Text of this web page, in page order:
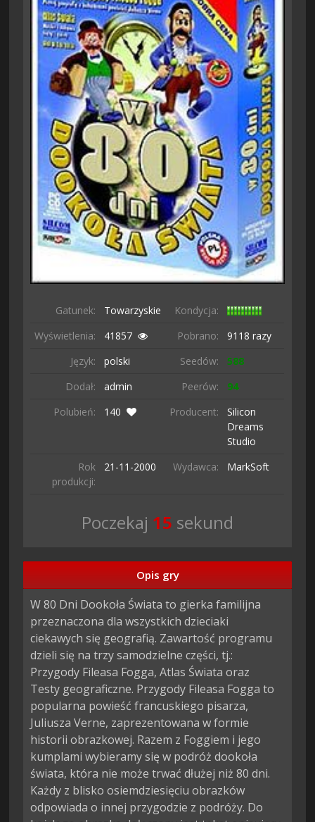
Gatunek: Towarzyskie
Kondycja:
Wyświetlenia:
41857 Pobrano:
9118 razy
Język:
polski Seedów:
588
Dodał:
admin Peerów:
94
Polubień:
140 Producent:
Silicon
Dreams
Studio
Rok
produkcji:
21-11-2000 Wydawca: MarkSoft
Poczekaj 14 sekund
Opis gry
W 80 Dni Dookoła Świata to gierka familijna
przeznaczona dla wszystkich dzieciaki
ciekawych się geografią. Zawartość programu
dzieli się na trzy samodzielne części, tj.:
Przygody Fileasa Fogga, Atlas Świata oraz
Testy geograficzne. Przygody Fileasa Fogga to
popularna powieść francuskiego pisarza,
Juliusza Verne, zaprezentowana w formie
historii obrazkowej. Razem z Foggiem i jego
kumplami wybieramy się w podróż dookoła
świata, która nie może trwać dłużej niż 80 dni.
Każdy z blisko osiemdziesięciu obrazków
odpowiada o innej przygodzie z podróży. Do